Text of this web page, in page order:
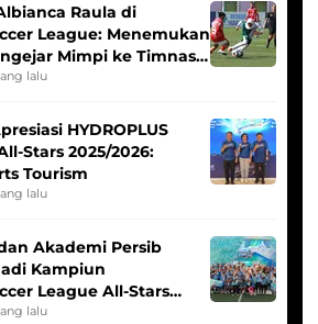
Raula di
League: Menemukan
Mimpi ke Timnas
lalu
HYDROPLUS
Stars 2025/2026:
Tourism
lalu
Akademi Persib
Kampiun
League All-Stars
lalu